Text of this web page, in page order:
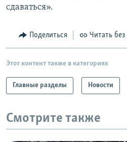
сдаваться».
Поделиться Читать без
Этот контент также в категориях
Главные разделы Новости
Смотрите также